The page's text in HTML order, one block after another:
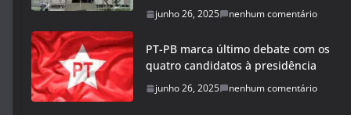
junho 26, 2025 nenhum comentário
PT-PB marca último debate com os
quatro candidatos à presidência
junho 26, 2025 nenhum comentário